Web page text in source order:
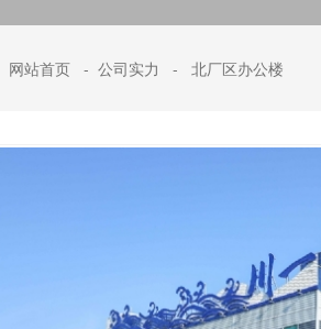
网站首页 -公司实力 -北厂区办公楼